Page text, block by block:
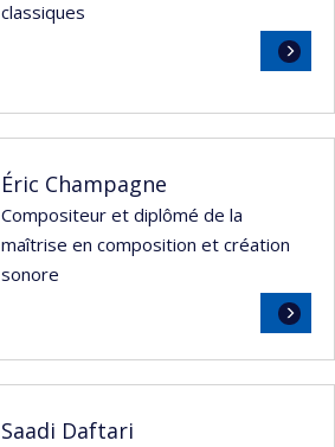
classiques
Lire
la
suite
Éric Champagne
Compositeur et diplômé de la
maîtrise en composition et création
sonore
Lire
la
Saadi Daftari